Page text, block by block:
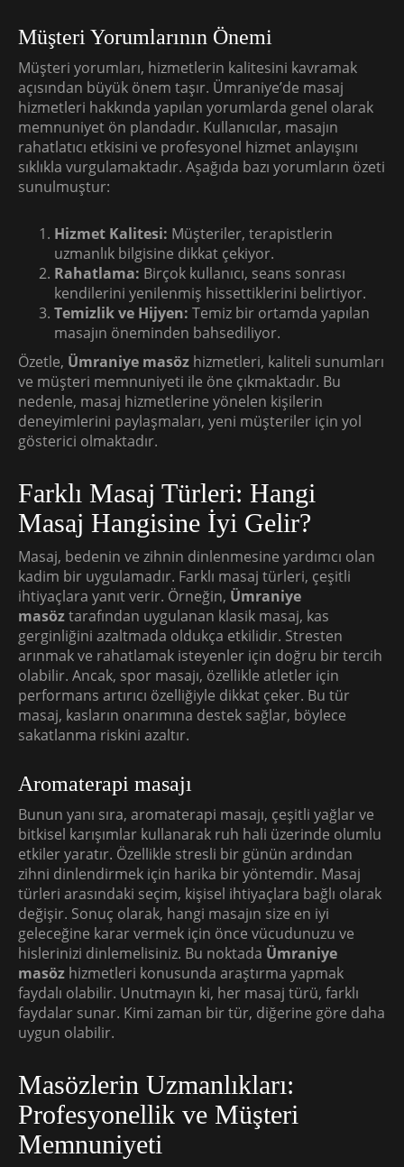
Müşteri Yorumlarının Önemi
Müşteri yorumları, hizmetlerin kalitesini kavramak
açısından büyük önem taşır. Ümraniye’de masaj
hizmetleri hakkında yapılan yorumlarda genel olarak
memnuniyet ön plandadır. Kullanıcılar, masajın
rahatlatıcı etkisini ve profesyonel hizmet anlayışını
sıklıkla vurgulamaktadır. Aşağıda bazı yorumların özeti
sunulmuştur:
Hizmet Kalitesi: Müşteriler, terapistlerin
uzmanlık bilgisine dikkat çekiyor.
Rahatlama: Birçok kullanıcı, seans sonrası
kendilerini yenilenmiş hissettiklerini belirtiyor.
Temizlik ve Hijyen: Temiz bir ortamda yapılan
masajın öneminden bahsediliyor.
Özetle, Ümraniye masöz hizmetleri, kaliteli sunumları
ve müşteri memnuniyeti ile öne çıkmaktadır. Bu
nedenle, masaj hizmetlerine yönelen kişilerin
deneyimlerini paylaşmaları, yeni müşteriler için yol
gösterici olmaktadır.
Farklı Masaj Türleri: Hangi
Masaj Hangisine İyi Gelir?
Masaj, bedenin ve zihnin dinlenmesine yardımcı olan
kadim bir uygulamadır. Farklı masaj türleri, çeşitli
ihtiyaçlara yanıt verir. Örneğin, Ümraniye
masöztarafından uygulanan klasik masaj, kas
gerginliğini azaltmada oldukça etkilidir. Stresten
arınmak ve rahatlamak isteyenler için doğru bir tercih
olabilir. Ancak, spor masajı, özellikle atletler için
performans artırıcı özelliğiyle dikkat çeker. Bu tür
masaj, kasların onarımına destek sağlar, böylece
sakatlanma riskini azaltır.
Aromaterapi masajı
Bunun yanı sıra, aromaterapi masajı, çeşitli yağlar ve
bitkisel karışımlar kullanarak ruh hali üzerinde olumlu
etkiler yaratır. Özellikle stresli bir günün ardından
zihni dinlendirmek için harika bir yöntemdir. Masaj
türleri arasındaki seçim, kişisel ihtiyaçlara bağlı olarak
değişir. Sonuç olarak, hangi masajın size en iyi
geleceğine karar vermek için önce vücudunuzu ve
hislerinizi dinlemelisiniz. Bu noktada Ümraniye
masöz hizmetleri konusunda araştırma yapmak
faydalı olabilir. Unutmayın ki, her masaj türü, farklı
faydalar sunar. Kimi zaman bir tür, diğerine göre daha
uygun olabilir.
Masözlerin Uzmanlıkları:
Profesyonellik ve Müşteri
Memnuniyeti